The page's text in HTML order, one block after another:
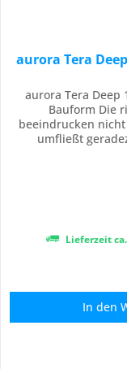
aurora Tera
aurora Tera Deep
Bauform Die
beeindrucken
umfließt
welches Motiv,
Lieferzeit
In den